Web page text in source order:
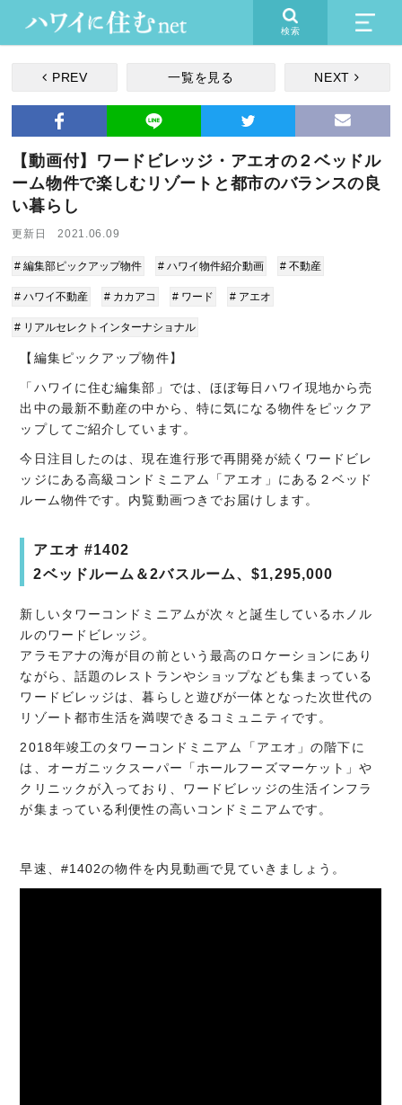
検索
PREV 一覧を見る NEXT
【動画付】ワードビレッジ・アエオの２ベッドル
ーム物件で楽しむリゾートと都市のバランスの良
い暮らし
更新日 2021.06.09
# 編集部ピックアップ物件 # ハワイ物件紹介動画 # 不動産
# ハワイ不動産 # カカアコ # ワード # アエオ
# リアルセレクトインターナショナル
【編集ピックアップ物件】
「ハワイに住む編集部」では、ほぼ毎日ハワイ現地から売
出中の最新不動産の中から、特に気になる物件をピックア
ップしてご紹介しています。
今日注目したのは、現在進行形で再開発が続くワードビレ
ッジにある高級コンドミニアム「アエオ」にある２ベッド
ルーム物件です。内覧動画つきでお届けします。
アエオ #1402
2ベッドルーム＆2バスルーム、$1,295,000
新しいタワーコンドミニアムが次々と誕生しているホノル
ルのワードビレッジ。
アラモアナの海が目の前という最高のロケーションにあり
ながら、話題のレストランやショップなども集まっている
ワードビレッジは、暮らしと遊びが一体となった次世代の
リゾート都市生活を満喫できるコミュニティです。
2018年竣工のタワーコンドミニアム「アエオ」の階下に
は、オーガニックスーパー「ホールフーズマーケット」や
クリニックが入っており、ワードビレッジの生活インフラ
が集まっている利便性の高いコンドミニアムです。
早速、#1402の物件を内見動画で見ていきましょう。